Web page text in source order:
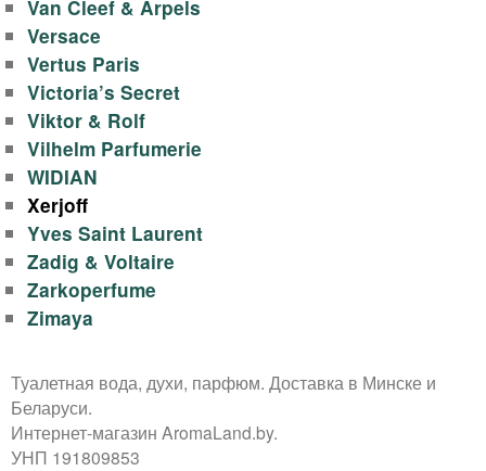
Van Cleef & Arpels
Versace
Vertus Paris
Victoria’s Secret
Viktor & Rolf
Vilhelm Parfumerie
WIDIAN
Xerjoff
Yves Saint Laurent
Zadig & Voltaire
Zarkoperfume
Zimaya
Туалетная вода, духи, парфюм. Доставка в Минске и
Беларуси.
Интернет-магазин AromaLand.by.
УНП 191809853